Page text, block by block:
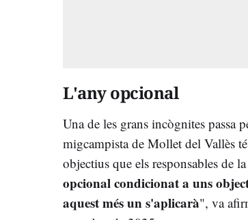
L'any opcional
Una de les grans incògnites passa
migcampista de Mollet del Vallès
objectius que els responsables de
opcional condicionat a uns
aquest més un s'aplicarà", va